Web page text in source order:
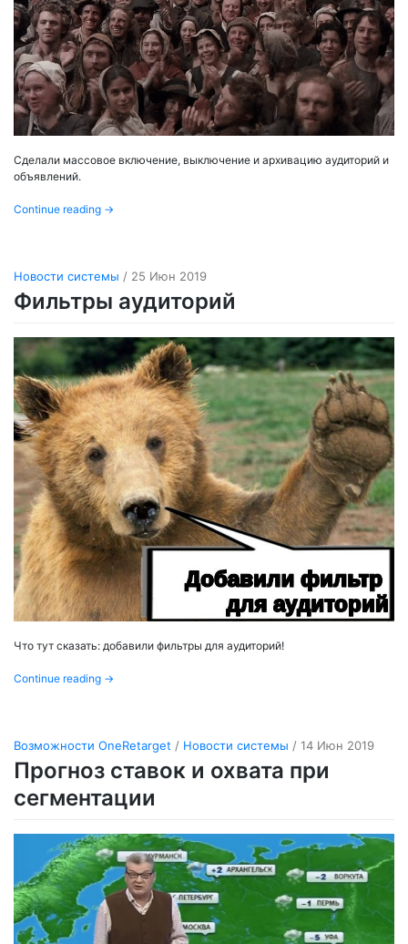
Сделали массовое включение, выключение и архивацию аудиторий и
объявлений.
Continue reading →
Новости системы / 25 Июн 2019
Фильтры аудиторий
Что тут сказать: добавили фильтры для аудиторий!
Continue reading →
Возможности OneRetarget / Новости системы / 14 Июн 2019
Прогноз ставок и охвата при
сегментации